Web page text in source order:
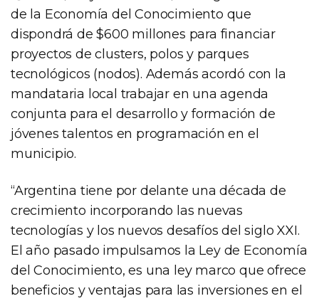
de la Economía del Conocimiento que
dispondrá de $600 millones para financiar
proyectos de clusters, polos y parques
tecnológicos (nodos). Además acordó con la
mandataria local trabajar en una agenda
conjunta para el desarrollo y formación de
jóvenes talentos en programación en el
municipio.
“Argentina tiene por delante una década de
crecimiento incorporando las nuevas
tecnologías y los nuevos desafíos del siglo XXI.
El año pasado impulsamos la Ley de Economía
del Conocimiento, es una ley marco que ofrece
beneficios y ventajas para las inversiones en el